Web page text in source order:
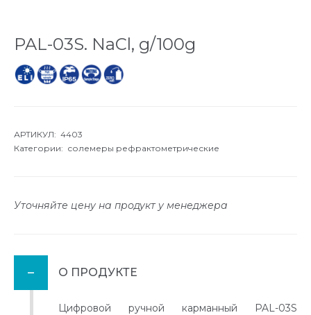
PAL-03S. NaCl, g/100g
АРТИКУЛ: 4403
Категории: солемеры рефрактометрические
Уточняйте цену на продукт у менеджера
О ПРОДУКТЕ
Цифровой ручной карманный PAL-03S